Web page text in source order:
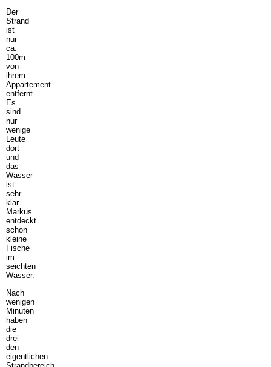
Der
Strand
ist
nur
ca.
100m
von
ihrem
Appartement
entfernt.
Es
sind
nur
wenige
Leute
dort
und
das
Wasser
ist
sehr
klar.
Markus
entdeckt
schon
kleine
Fische
im
seichten
Wasser.
Nach
wenigen
Minuten
haben
die
drei
den
eigentlichen